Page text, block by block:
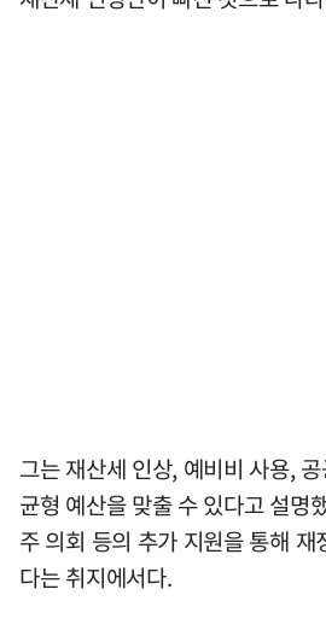
그는 재산세 인상, 예비비 사용,
균형 예산을 맞출 수 있다고 설명
주 의회 등의 추가 지원을 통해
다는 취지에서다.